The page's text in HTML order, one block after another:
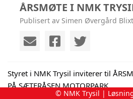
ÅRSMØTE I NMK
Publisert av Simen Øvergård
Styret i NMK Trysil inviterer til
PÅ SÆTERÅSEN MOTORPARK
© NMK Trysil |